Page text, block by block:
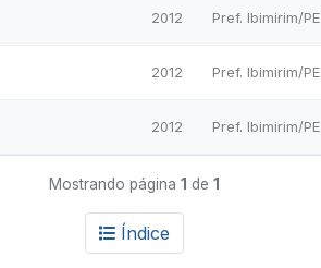
2012 Pref. Ibimirim/PE
2012 Pref. Ibimirim/PE
2012 Pref. Ibimirim/PE
Mostrando página 1 de 1
Índice